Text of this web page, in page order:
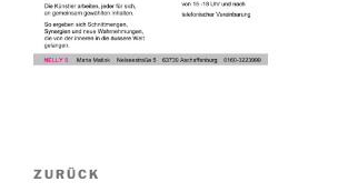
Beitragsnavigation
Vorheriger
ZURÜCK